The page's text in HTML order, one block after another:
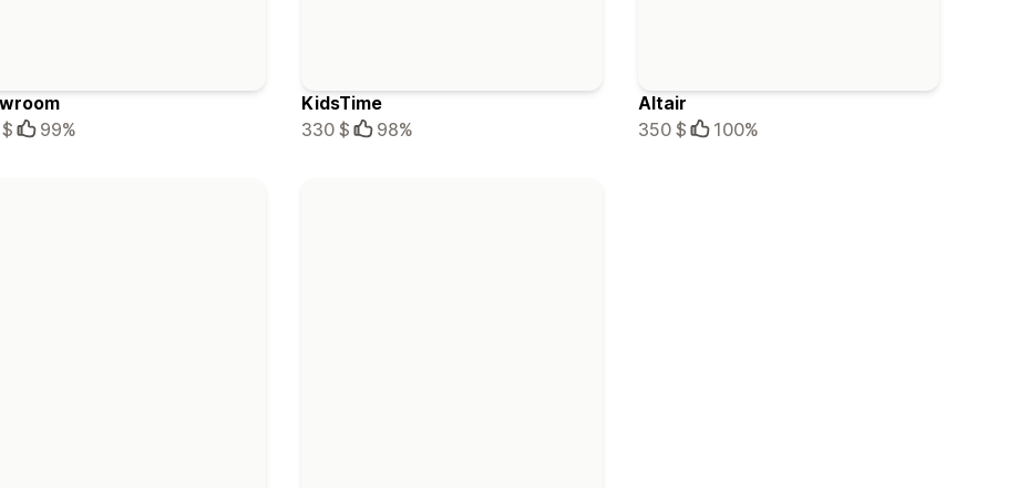
99%
KidsTime
330 $
98%
Altair
350 $
100%